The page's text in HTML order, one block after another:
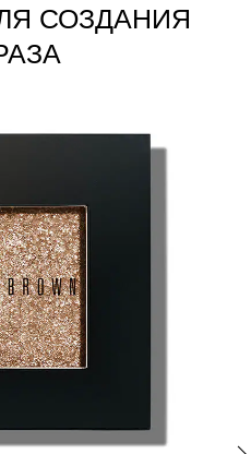
СОЗДАНИЯ